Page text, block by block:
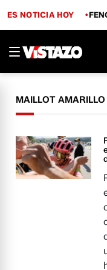
ES NOTICIA HOY
MAILLOT AMARILLO